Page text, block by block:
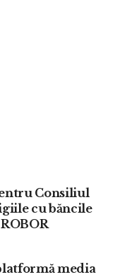
Consiliul
cu băncile
media